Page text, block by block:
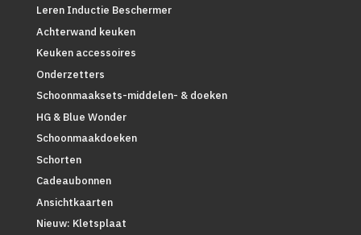
Leren Inductie Beschermer
Achterwand keuken
Keuken accessoires
Onderzetters
Schoonmaaksets-middelen- & doeken
HG & Blue Wonder
Schoonmaakdoeken
Schorten
Cadeaubonnen
Ansichtkaarten
Nieuw: Kletsplaat